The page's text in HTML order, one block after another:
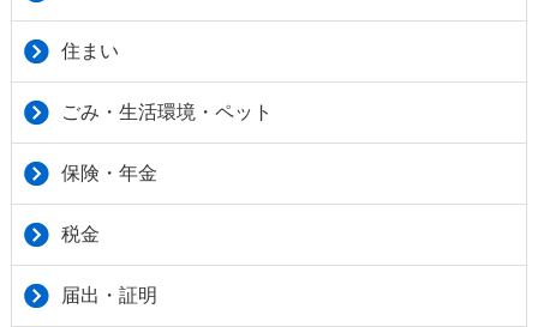
住まい
ごみ・生活環境・ペット
保険・年金
税金
届出・証明